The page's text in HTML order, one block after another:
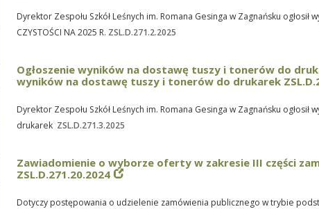
Dyrektor Zespołu Szkół Leśnych im. Romana Gesinga w Zagnańsku ogłosił
CZYSTOŚCI NA 2025 R. ZSL.D.271.2.2025
Ogłoszenie wyników na dostawę tuszy i tonerów do
wyników na dostawę tuszy i tonerów do drukarek
Dyrektor Zespołu Szkół Leśnych im. Romana Gesinga w Zagnańsku
drukarek ZSL.D.271.3.2025
Zawiadomienie o wyborze oferty w zakresie III części
ZSL.D.271.20.2024
Dotyczy postępowania o udzielenie zamówienia publicznego w trybie